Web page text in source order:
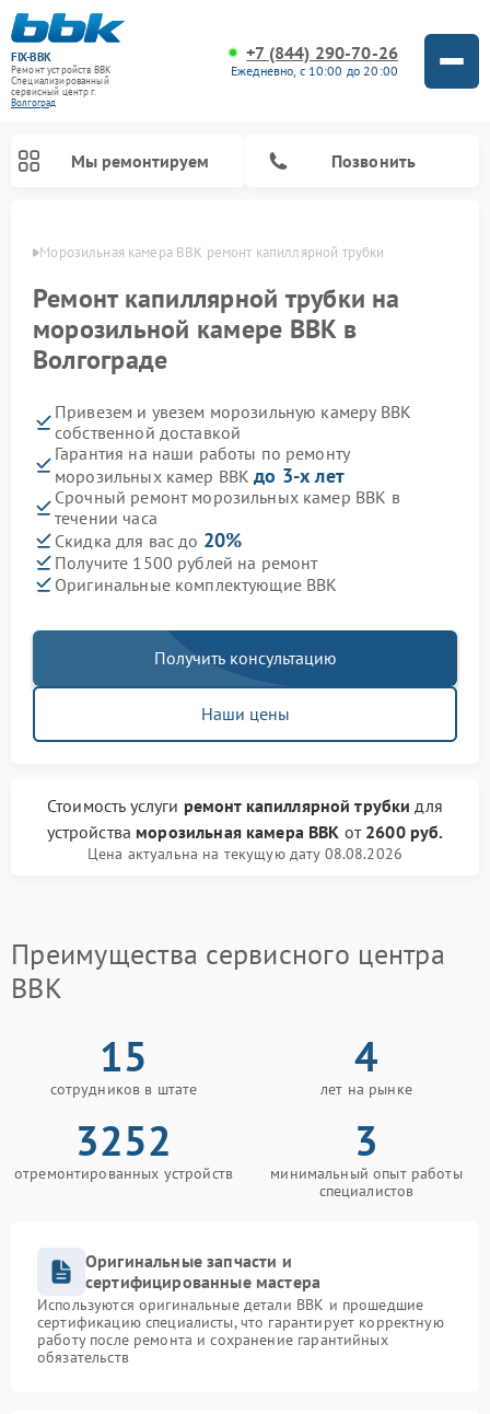
FIX-BBK
Ремонт устройств BBK
Специализированный
cервисный центр г.
Волгоград
+7 (844) 290-70-26
Ежедневно, с 10:00 до 20:00
Мы ремонтируем Позвонить
Морозильная камера BBK ремонт капиллярной трубки
Ремонт капиллярной трубки на
морозильной камере BBK в
Волгограде
Привезем и увезем морозильную камеру BBK
собственной доставкой
Гарантия на наши работы по ремонту
морозильных камер BBKдо 3-х лет
Срочный ремонт морозильных камер BBK в
течении часа
Скидка для вас до 20%
Получите 1500 рублей на ремонт
Оригинальные комплектующие BBK
Получить консультацию
Наши цены
Стоимость услуги ремонт капиллярной трубки для
устройства морозильная камера BBK от 2600 руб.
Цена актуальна на текущую дату 08.08.2026
Преимущества сервисного центра
BBK
15
сотрудников в штате
4
лет на рынке
3252
отремонтированных устройств
3
минимальный опыт работы
специалистов
Оригинальные запчасти и
сертифицированные мастера
Используются оригинальные детали BBK и прошедшие
сертификацию специалисты, что гарантирует корректную
работу после ремонта и сохранение гарантийных
обязательств